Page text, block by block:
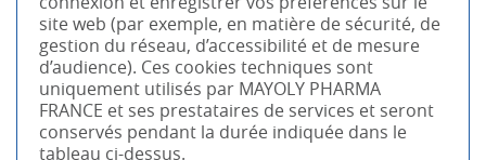
site web (par exemple, en matière de sécurité, de
gestion du réseau, d’accessibilité et de mesure
d’audience). Ces cookies techniques sont
uniquement utilisés par MAYOLY PHARMA
FRANCE et ses prestataires de services et seront
conservés pendant la durée indiquée dans le
tableau ci-dessus.